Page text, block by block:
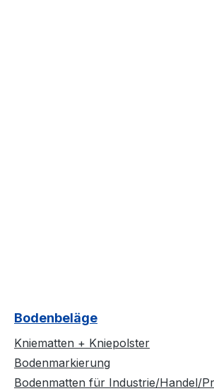
Bodenbeläge
Kniematten + Kniepolster
Bodenmarkierung
Bodenmatten für Industrie/Handel/